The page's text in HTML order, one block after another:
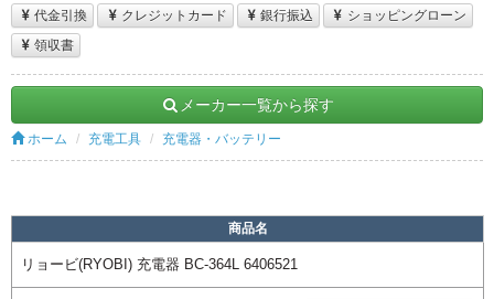
代金引換
クレジットカード 銀行振込
ショッピングローン
領収書
メーカー一覧から探す
ホーム 充電工具 充電器・バッテリー
商品名
リョービ(RYOBI) 充電器 BC-364L 6406521